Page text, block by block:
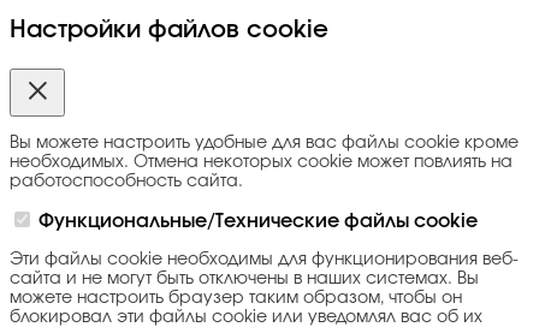
Настройки файлов cookie
Вы можете настроить удобные для вас файлы cookie кроме
необходимых. Отмена некоторых cookie может повлиять на
работоспособность сайта.
Функциональные/Технические файлы cookie
Эти файлы cookie необходимы для функционирования веб-
сайта и не могут быть отключены в наших системах. Вы
можете настроить браузер таким образом, чтобы он
блокировал эти файлы cookie или уведомлял вас об их